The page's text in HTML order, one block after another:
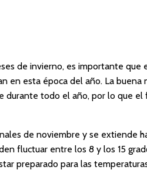
de invierno, es importante que
en esta época del año. La buena
durante todo el año, por lo que el
de noviembre y se extiende
fluctuar entre los 8 y los 15
preparado para las